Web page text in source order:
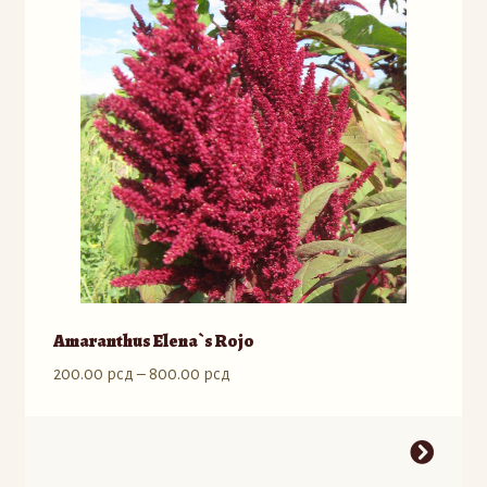
stranici
proizvoda.
Amaranthus Elena`s Rojo
200.00 рсд – 800.00 рсд